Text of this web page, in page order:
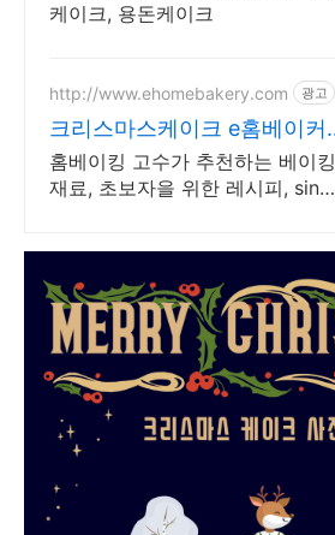
케이크, 용돈케이크
http://www.ehomebakery.com 광고
크리스마스케이크 e홈베이커
리 간편하고 다양한 베이킹키
트
홈베이킹 고수가 추천하는 베이킹
재료, 초보자을 위한 레시피, since